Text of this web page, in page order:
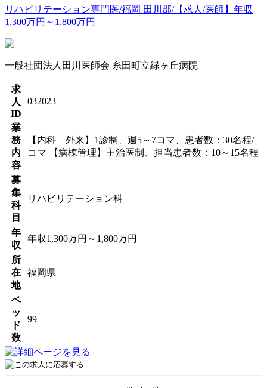
リハビリテーション専門医/福岡 田川郡/【求人/医師】年収
1,300万円～1,800万円
一般社団法人田川医師会 糸田町立緑ヶ丘病院
求
人
ID
032023
業
務
内
容
【内科 外来】1診制、週5～7コマ、患者数：30名程/
コマ 【病棟管理】主治医制、担当患者数：10～15名程
募
集
科
目
リハビリテーション科
年
収
年収1,300万円～1,800万円
所
在
地
福岡県
ベ
ッ
ド
数
99